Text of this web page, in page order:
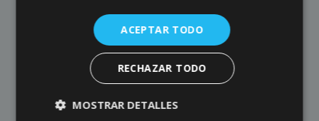
ACEPTAR TODO
RECHAZAR TODO
MOSTRAR DETALLES